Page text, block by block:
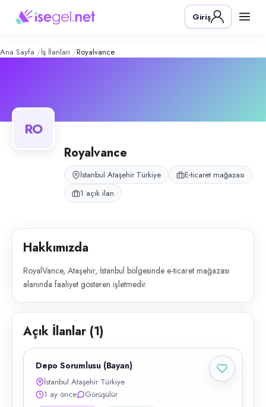
– Şirket Profili
Konum:
RoyalVance, Ataşehir, İstanbul bölgesinde e-ticaret mağazası
Giriş
Ana Sayfa İş İlanları Royalvance
RO
Royalvance
İstanbul Ataşehir Türkiye
E-ticaret mağazası
1 açık ilan
Hakkımızda
RoyalVance, Ataşehir, İstanbul bölgesinde e-ticaret mağazası
alanında faaliyet gösteren işletmedir.
Açık İlanlar (1)
Depo Sorumlusu (Bayan)
İstanbul Ataşehir Türkiye
1 ay önce
Görüşülür